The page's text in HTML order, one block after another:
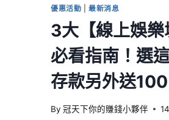
優惠活動 |最新消息
3大【線上娛樂
必看指南！選
存款另外送
By 冠天下你的賺錢小夥伴